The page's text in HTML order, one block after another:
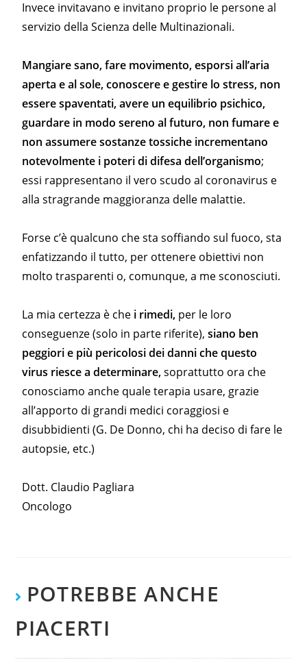
Invece invitavano e invitano proprio le persone al
servizio della Scienza delle Multinazionali.
Mangiare sano, fare movimento, esporsi all’aria
aperta e al sole, conoscere e gestire lo stress, non
essere spaventati, avere un equilibrio psichico,
guardare in modo sereno al futuro, non fumare e
non assumere sostanze tossiche incrementano
notevolmente i poteri di difesa dell’organismo;
essi rappresentano il vero scudo al coronavirus e
alla stragrande maggioranza delle malattie.
Forse c’è qualcuno che sta soffiando sul fuoco, sta
enfatizzando il tutto, per ottenere obiettivi non
molto trasparenti o, comunque, a me sconosciuti.
La mia certezza è che i rimedi, per le loro
conseguenze (solo in parte riferite), siano ben
peggiori e più pericolosi dei danni che questo
virus riesce a determinare,soprattutto ora che
conosciamo anche quale terapia usare, grazie
all’apporto di grandi medici coraggiosi e
disubbidienti (G. De Donno, chi ha deciso di fare le
autopsie, etc.)
Dott. Claudio Pagliara
Oncologo
POTREBBE ANCHE
PIACERTI